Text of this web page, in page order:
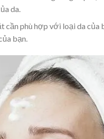
da.
cần phù hợp với loại da của
bạn.